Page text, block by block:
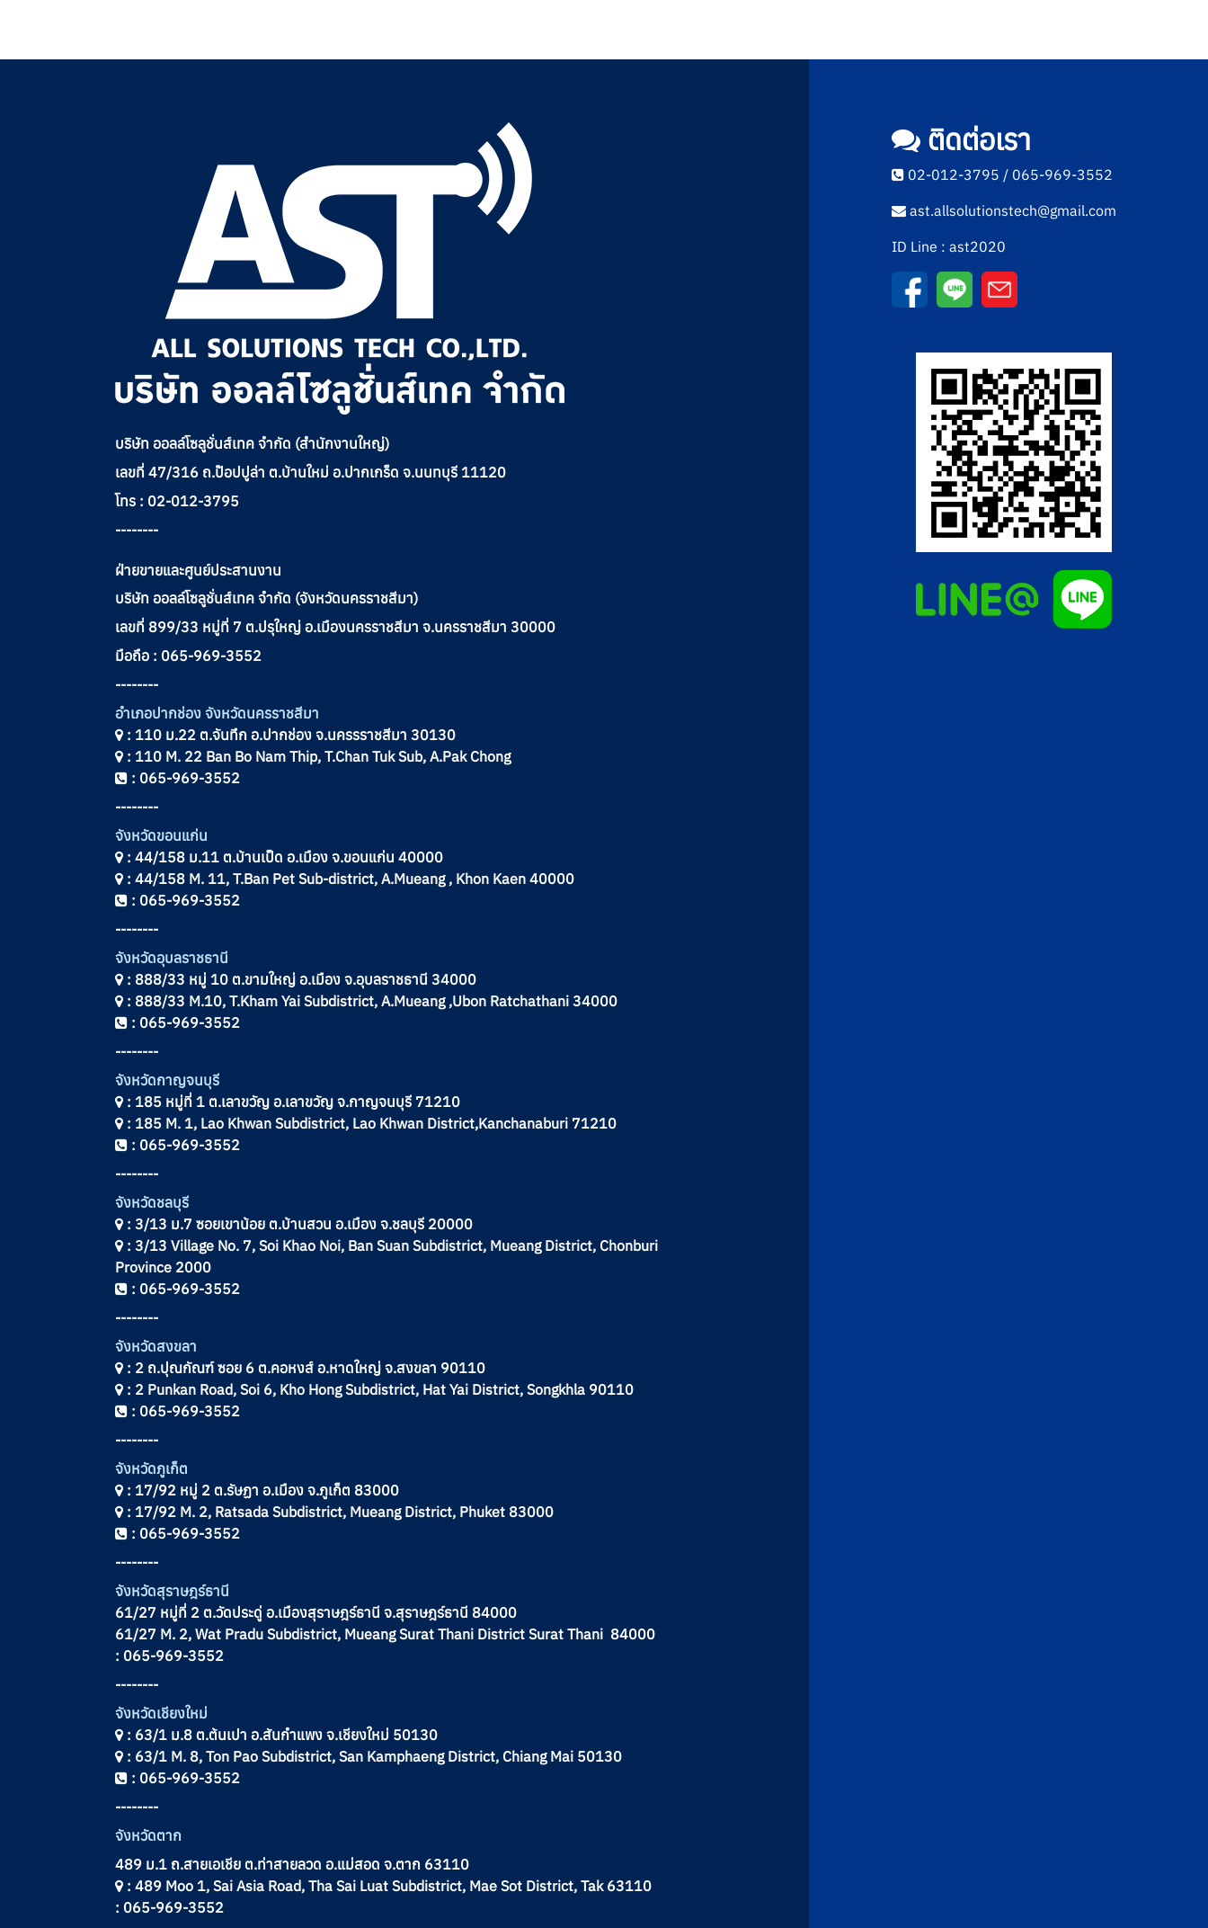
บริษัท ออลล์โซลูชั่นส์เทค จำกัด (สำนักงานใหญ่)
เลขที่ 47/316 ถ.ป๊อปปูล่า ต.บ้านใหม่ อ.ปากเกร็ด จ.นนทบุรี 11120
โทร : 02-012-3795
--------
ฝ่ายขายและศูนย์ประสานงาน
บริษัท ออลล์โซลูชั่นส์เทค จำกัด (จังหวัดนครราชสีมา)
เลขที่ 899/33 หมู่ที่ 7 ต.ปรุใหญ่ อ.เมืองนครราชสีมา จ.นครราชสีมา 30000
มือถือ : 065-969-3552
--------
อำเภอปากช่อง จังหวัดนครราชสีมา
: 110 ม.22 ต.จันทึก อ.ปากช่อง จ.นครรราชสีมา 30130
: 110 M. 22 Ban Bo Nam Thip, T.Chan Tuk Sub, A.Pak Chong
: 065-969-3552
--------
จังหวัดขอนแก่น
: 44/158 ม.11 ต.บ้านเป็ด อ.เมือง จ.ขอนแก่น 40000
: 44/158 M. 11, T.Ban Pet Sub-district, A.Mueang , Khon Kaen 40000
: 065-969-3552
--------
จังหวัดอุบลราชธานี
: 888/33 หมู่ 10 ต.ขามใหญ่ อ.เมือง จ.อุบลราชธานี 34000
: 888/33 M.10, T.Kham Yai Subdistrict, A.Mueang ,Ubon Ratchathani 34000
: 065-969-3552
--------
จังหวัดกาญจนบุรี
: 185 หมู่ที่ 1 ต.เลาขวัญ อ.เลาขวัญ จ.กาญจนบุรี 71210
: 185 M. 1, Lao Khwan Subdistrict, Lao Khwan District,Kanchanaburi 71210
: 065-969-3552
--------
จังหวัดชลบุรี
: 3/13 ม.7 ซอยเขาน้อย ต.บ้านสวน อ.เมือง จ.ชลบุรี 20000
: 3/13 Village No. 7, Soi Khao Noi, Ban Suan Subdistrict, Mueang District, Chonburi
Province 2000
: 065-969-3552
--------
จังหวัดสงขลา
: 2 ถ.ปุณกัณฑ์ ซอย 6 ต.คอหงส์ อ.หาดใหญ่ จ.สงขลา 90110
: 2 Punkan Road, Soi 6, Kho Hong Subdistrict, Hat Yai District, Songkhla 90110
: 065-969-3552
--------
จังหวัดภูเก็ต
: 17/92 หมู่ 2 ต.รัษฏา อ.เมือง จ.ภูเก็ต 83000
: 17/92 M. 2, Ratsada Subdistrict, Mueang District, Phuket 83000
: 065-969-3552
--------
จังหวัดสุราษฎร์ธานี
61/27 หมู่ที่ 2 ต.วัดประดู่ อ.เมืองสุราษฎร์ธานี จ.สุราษฎร์ธานี 84000
61/27 M. 2, Wat Pradu Subdistrict, Mueang Surat Thani District Surat Thani 84000
: 065-969-3552
--------
จังหวัดเชียงใหม่
: 63/1 ม.8 ต.ต้นเปา อ.สันกำแพง จ.เชียงใหม่ 50130
: 63/1 M. 8, Ton Pao Subdistrict, San Kamphaeng District, Chiang Mai 50130
: 065-969-3552
--------
จังหวัดตาก
489 ม.1 ถ.สายเอเชีย ต.ท่าสายลวด อ.แม่สอด จ.ตาก 63110
: 489 Moo 1, Sai Asia Road, Tha Sai Luat Subdistrict, Mae Sot District, Tak 63110
: 065-969-3552
ติดต่อเรา
02-012-3795 / 065-969-3552
ast.allsolutionstech@gmail.com
ID Line : ast2020